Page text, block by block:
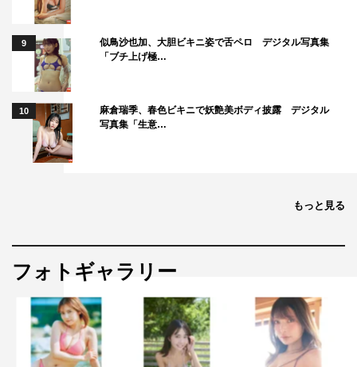
9
似鳥沙也加、大胆ビキニ姿で舌ペロ デジタル写真集
「ブチ上げ極…
10
麻倉瑞季、春色ビキニで妖艶美ボディ披露 デジタル
写真集「生意…
もっと見る
フォトギャラリー